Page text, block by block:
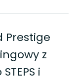
Prestige
z
i